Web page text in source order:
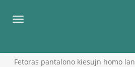
Fetoras pantalono kiesujn homo lan